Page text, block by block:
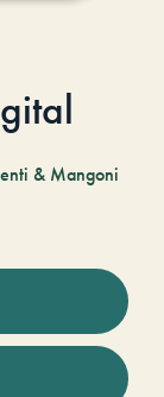
& Mangoni